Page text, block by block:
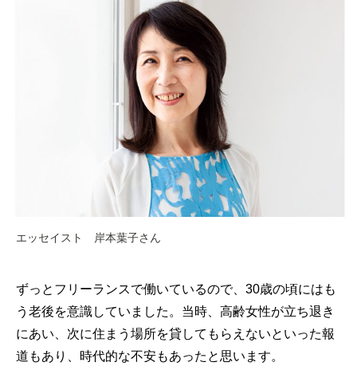
エッセイスト 岸本葉子さん
ずっとフリーランスで働いているので、30歳の頃にはも
う老後を意識していました。当時、高齢女性が立ち退き
にあい、次に住まう場所を貸してもらえないといった報
道もあり、時代的な不安もあったと思います。